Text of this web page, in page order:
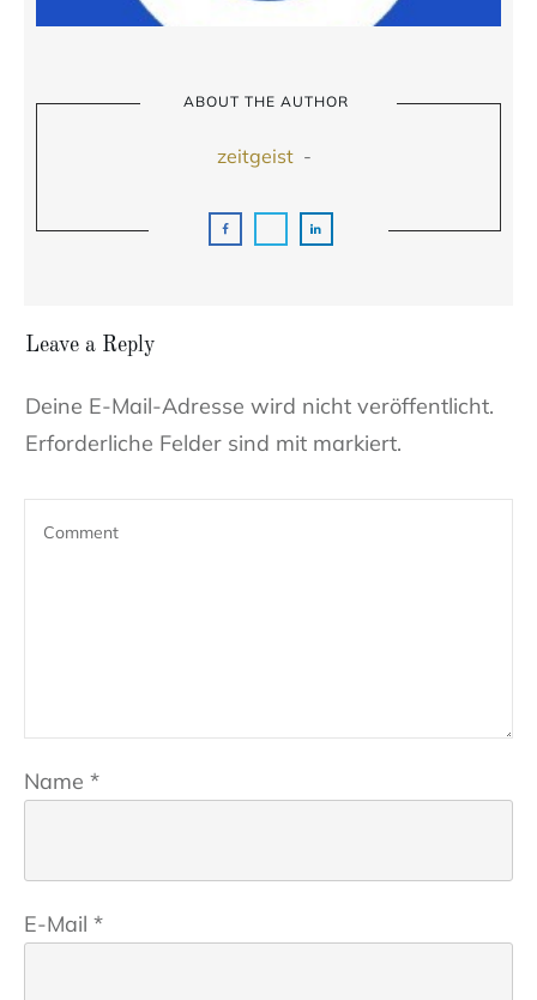
ABOUT THE AUTHOR
zeitgeist-
Leave a Reply
Deine E-Mail-Adresse wird nicht veröffentlicht.
Erforderliche Felder sind mit markiert.
Name *
E-Mail *